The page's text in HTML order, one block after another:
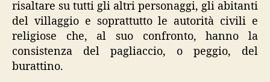
risaltare su tutti gli altri personaggi, gli abitanti
del villaggio e soprattutto le autorità civili e
religiose che, al suo confronto, hanno la
consistenza del pagliaccio, o peggio, del
burattino.